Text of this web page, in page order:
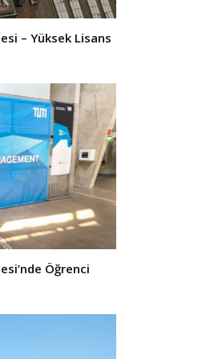
– Yüksek Lisans
Öğrenci